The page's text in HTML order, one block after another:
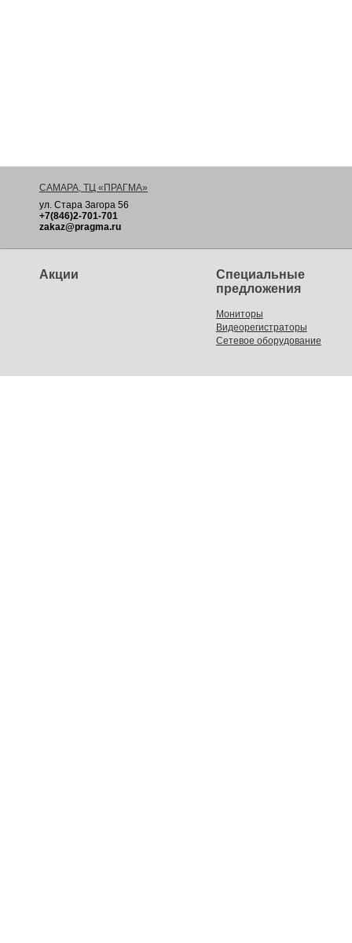
САМАРА, ТЦ «ПРАГМА»
ул. Стара Загора 56
+7(846)2-701-701
zakaz@pragma.ru
Акции
Специальные
предложения
Мониторы
Видеорегистраторы
Сетевое оборудование